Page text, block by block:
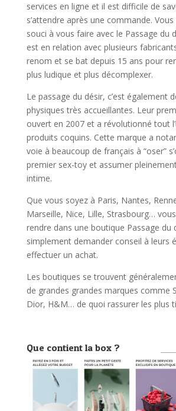
services en ligne et il est difficile de
s’attendre après une commande. Vous
souci à vous faire avec le Passage du
est en relation avec plusieurs
renom et se bat depuis 15 ans pour
plus ludique et plus décomplexer.
Le passage du désir, c’est également
physiques très accueillantes. Leur
ouvert en 2007 et a révolutionné tout
produits coquins. Cette marque a
voie à beaucoup de français à “oser”
premier sex-toy et assumer
intime.
Que vous soyez à Paris, Nantes,
Marseille, Nice, Lille, Strasbourg…
rendre dans une boutique Passage du
simplement demander conseil à leurs
effectuer un achat.
Les boutiques se trouvent
de grandes grandes marques comme
Dior, H&M… de quoi rassurer les plus
Que contient la box ?